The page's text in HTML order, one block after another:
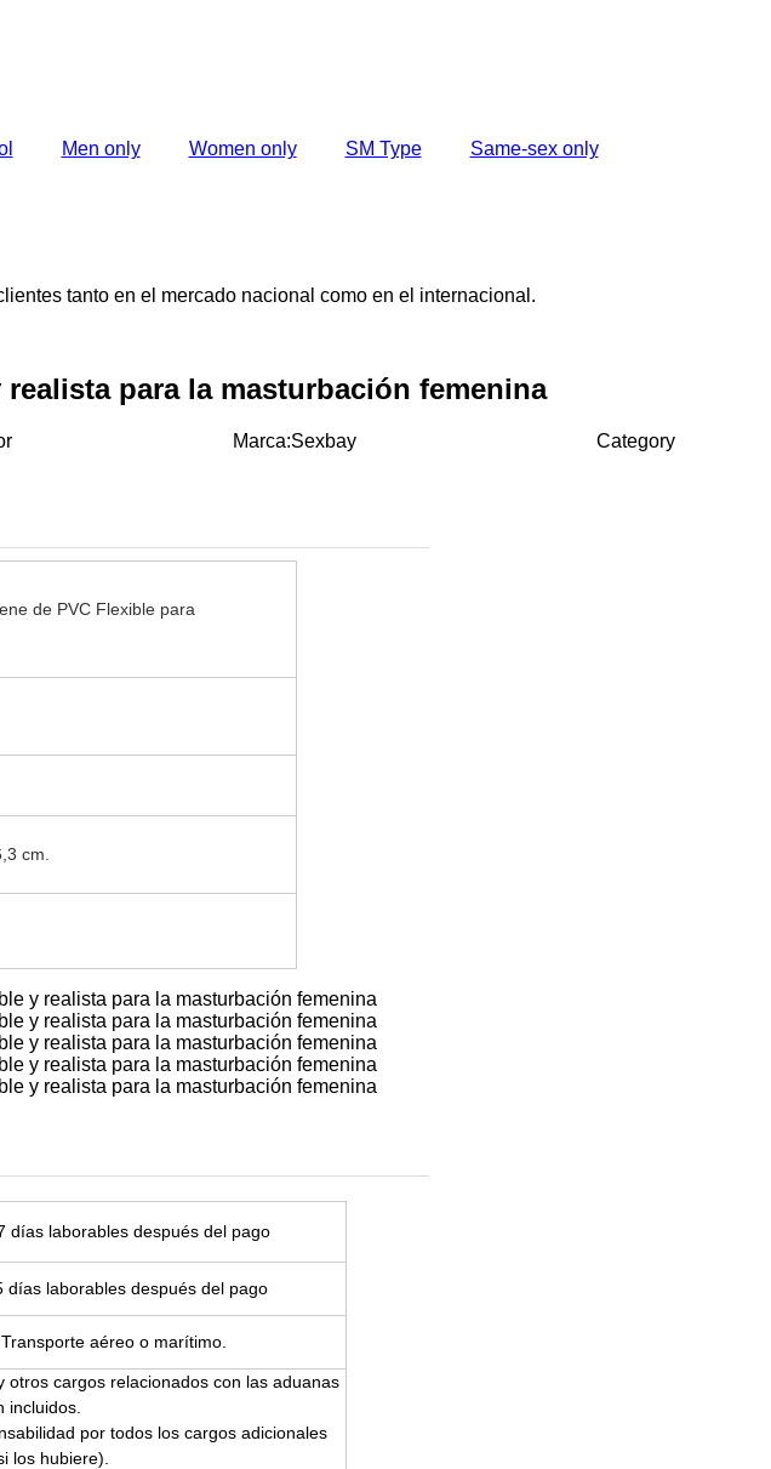
Men only Women only SM Type Same-sex only
tanto en el mercado nacional como en el internacional.
para la masturbación femenina
Marca:Sexbay
Category
de PVC Flexible para
cm.
días laborables después del pago
días laborables después del pago
aéreo o marítimo.
cargos relacionados con las aduanas
incluidos.
por todos los cargos adicionales
los hubiere).